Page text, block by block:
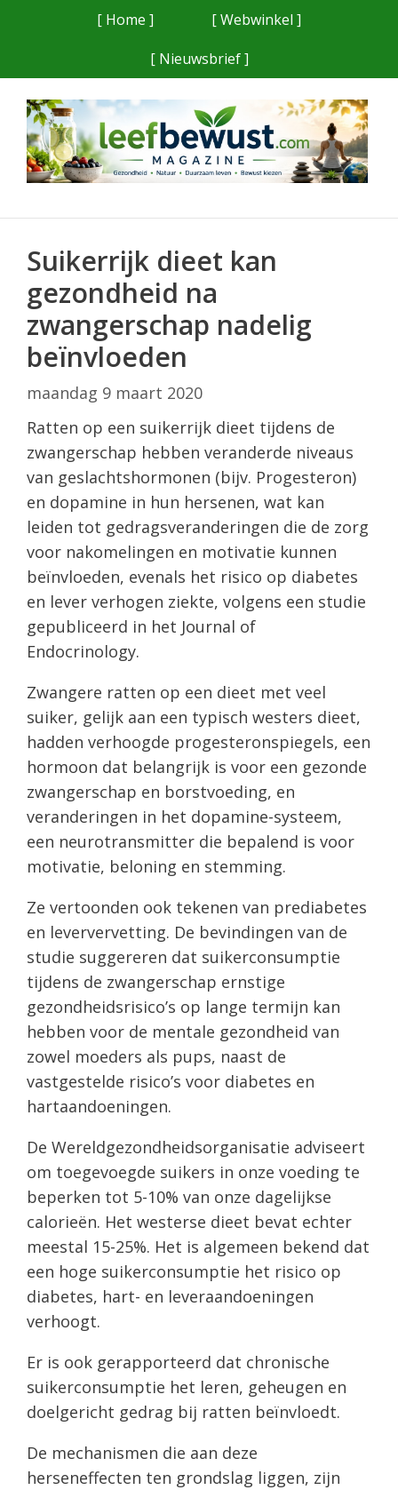
[ Home ]
[ Webwinkel ]
[ Nieuwsbrief ]
Suikerrijk dieet kan
gezondheid na
zwangerschap nadelig
beïnvloeden
maandag 9 maart 2020
Ratten op een suikerrijk dieet tijdens de
zwangerschap hebben veranderde niveaus
van geslachtshormonen (bijv. Progesteron)
en dopamine in hun hersenen, wat kan
leiden tot gedragsveranderingen die de zorg
voor nakomelingen en motivatie kunnen
beïnvloeden, evenals het risico op diabetes
en lever verhogen ziekte, volgens een studie
gepubliceerd in het Journal of
Endocrinology.
Zwangere ratten op een dieet met veel
suiker, gelijk aan een typisch westers dieet,
hadden verhoogde progesteronspiegels, een
hormoon dat belangrijk is voor een gezonde
zwangerschap en borstvoeding, en
veranderingen in het dopamine-systeem,
een neurotransmitter die bepalend is voor
motivatie, beloning en stemming.
Ze vertoonden ook tekenen van prediabetes
en leververvetting. De bevindingen van de
studie suggereren dat suikerconsumptie
tijdens de zwangerschap ernstige
gezondheidsrisico’s op lange termijn kan
hebben voor de mentale gezondheid van
zowel moeders als pups, naast de
vastgestelde risico’s voor diabetes en
hartaandoeningen.
De Wereldgezondheidsorganisatie adviseert
om toegevoegde suikers in onze voeding te
beperken tot 5-10% van onze dagelijkse
calorieën. Het westerse dieet bevat echter
meestal 15-25%. Het is algemeen bekend dat
een hoge suikerconsumptie het risico op
diabetes, hart- en leveraandoeningen
verhoogt.
Er is ook gerapporteerd dat chronische
suikerconsumptie het leren, geheugen en
doelgericht gedrag bij ratten beïnvloedt.
De mechanismen die aan deze
herseneffecten ten grondslag liggen, zijn